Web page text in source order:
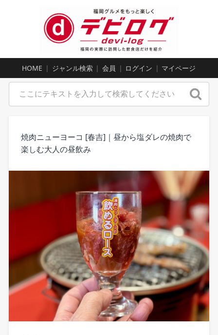
HOME ジャンル検索 会員 ログイン マイページ
焼肉ニューヨーコ [春吉]｜昼から塩ダレの焼肉で
楽しむ大人の昼飲み